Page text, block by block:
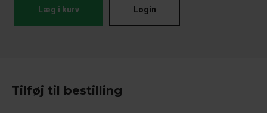
Læg i kurv Login
Tilføj til bestilling